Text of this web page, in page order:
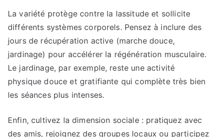
La variété protège contre la lassitude et sollicite
différents systèmes corporels. Pensez à inclure des
jours de récupération active (marche douce,
jardinage) pour accélérer la régénération musculaire.
Le jardinage, par exemple, reste une activité
physique douce et gratifiante qui complète très bien
les séances plus intenses.
Enfin, cultivez la dimension sociale : pratiquez avec
des amis, rejoignez des groupes locaux ou participez